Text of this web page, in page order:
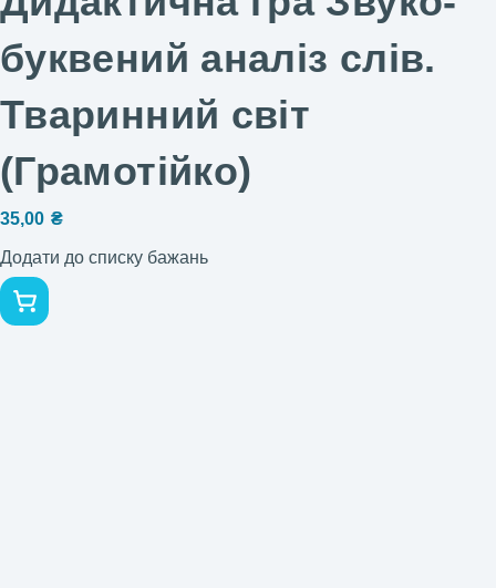
буквений аналіз слів.
Тваринний світ
(Грамотійко)
35,00 ₴
Додати до списку бажань